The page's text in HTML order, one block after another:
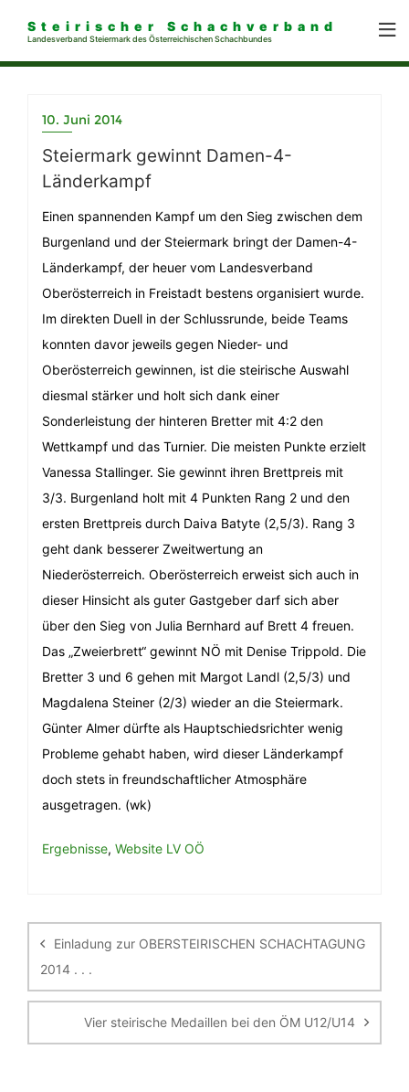
Steirischer Schachverband
Landesverband Steiermark des Österreichischen Schachbundes
10. Juni 2014
Steiermark gewinnt Damen-4-
Länderkampf
Einen spannenden Kampf um den Sieg zwischen dem
Burgenland und der Steiermark bringt der Damen-4-
Länderkampf, der heuer vom Landesverband
Oberösterreich in Freistadt bestens organisiert wurde.
Im direkten Duell in der Schlussrunde, beide Teams
konnten davor jeweils gegen Nieder- und
Oberösterreich gewinnen, ist die steirische Auswahl
diesmal stärker und holt sich dank einer
Sonderleistung der hinteren Bretter mit 4:2 den
Wettkampf und das Turnier. Die meisten Punkte erzielt
Vanessa Stallinger. Sie gewinnt ihren Brettpreis mit
3/3. Burgenland holt mit 4 Punkten Rang 2 und den
ersten Brettpreis durch Daiva Batyte (2,5/3). Rang 3
geht dank besserer Zweitwertung an
Niederösterreich. Oberösterreich erweist sich auch in
dieser Hinsicht als guter Gastgeber darf sich aber
über den Sieg von Julia Bernhard auf Brett 4 freuen.
Das „Zweierbrett“ gewinnt NÖ mit Denise Trippold. Die
Bretter 3 und 6 gehen mit Margot Landl (2,5/3) und
Magdalena Steiner (2/3) wieder an die Steiermark.
Günter Almer dürfte als Hauptschiedsrichter wenig
Probleme gehabt haben, wird dieser Länderkampf
doch stets in freundschaftlicher Atmosphäre
ausgetragen. (wk)
Ergebnisse, Website LV OÖ
Einladung zur OBERSTEIRISCHEN SCHACHTAGUNG
2014 . . .
Vier steirische Medaillen bei den ÖM U12/U14